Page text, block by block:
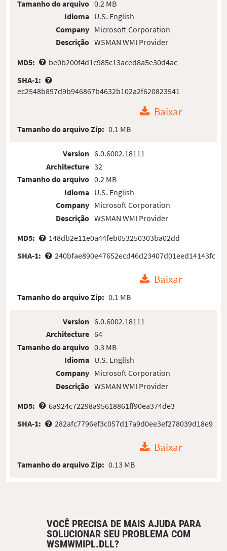
Tamanho do arquivo
Idioma
Company
Descrição
0.2 MB
U.S. English
Microsoft Corporation
WSMAN WMI Provider
MD5:
be0b200f4d1c985c13aced8a5e30d4ac
SHA-1:
ec2548b897d9b946867b4632b102a2f620823541
Baixar
Tamanho do arquivo Zip: 0.1 MB
Version
Architecture
Tamanho do arquivo
Idioma
Company
Descrição
6.0.6002.18111
32
0.2 MB
U.S. English
Microsoft Corporation
WSMAN WMI Provider
MD5:
148db2e11e0a44feb053250303ba02dd
SHA-1:
240bfae890e47652ecd46d23407d01eed14143fc
Baixar
Tamanho do arquivo Zip: 0.1 MB
Version
Architecture
Tamanho do arquivo
Idioma
Company
Descrição
6.0.6002.18111
64
0.3 MB
U.S. English
Microsoft Corporation
WSMAN WMI Provider
MD5:
6a924c72298a95618861ff90ea374de3
SHA-1:
282afc7796ef3c057d17a9d0ee3ef278039d18e9
Baixar
Tamanho do arquivo Zip: 0.13 MB
VOCÊ PRECISA DE MAIS AJUDA PARA
SOLUCIONAR SEU PROBLEMA COM
WSMWMIPL.DLL?